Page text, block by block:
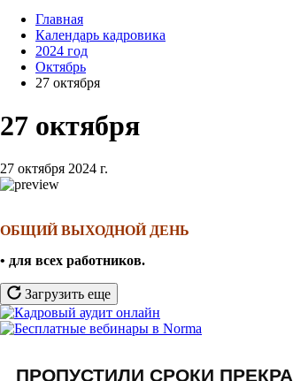
Главная
Календарь кадровика
2024 год
Октябрь
27 октября
27 октября
27 октября 2024 г.
ОБЩИЙ ВЫХОДНОЙ ДЕНЬ
• для всех работников.
Загрузить еще
ПРОПУСТИЛИ СРОКИ